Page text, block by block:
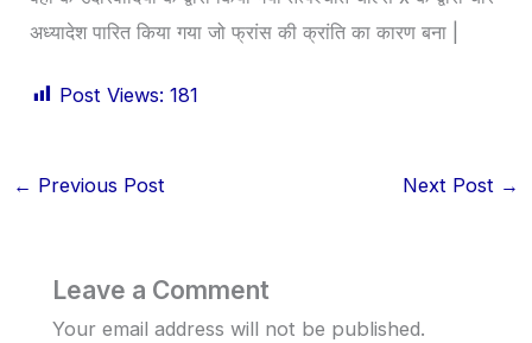
अध्यादेश पारित किया गया जो फ्रांस की क्रांति का कारण बना |
Post Views: 181
← Previous Post Next Post →
Leave a Comment
Your email address will not be published.